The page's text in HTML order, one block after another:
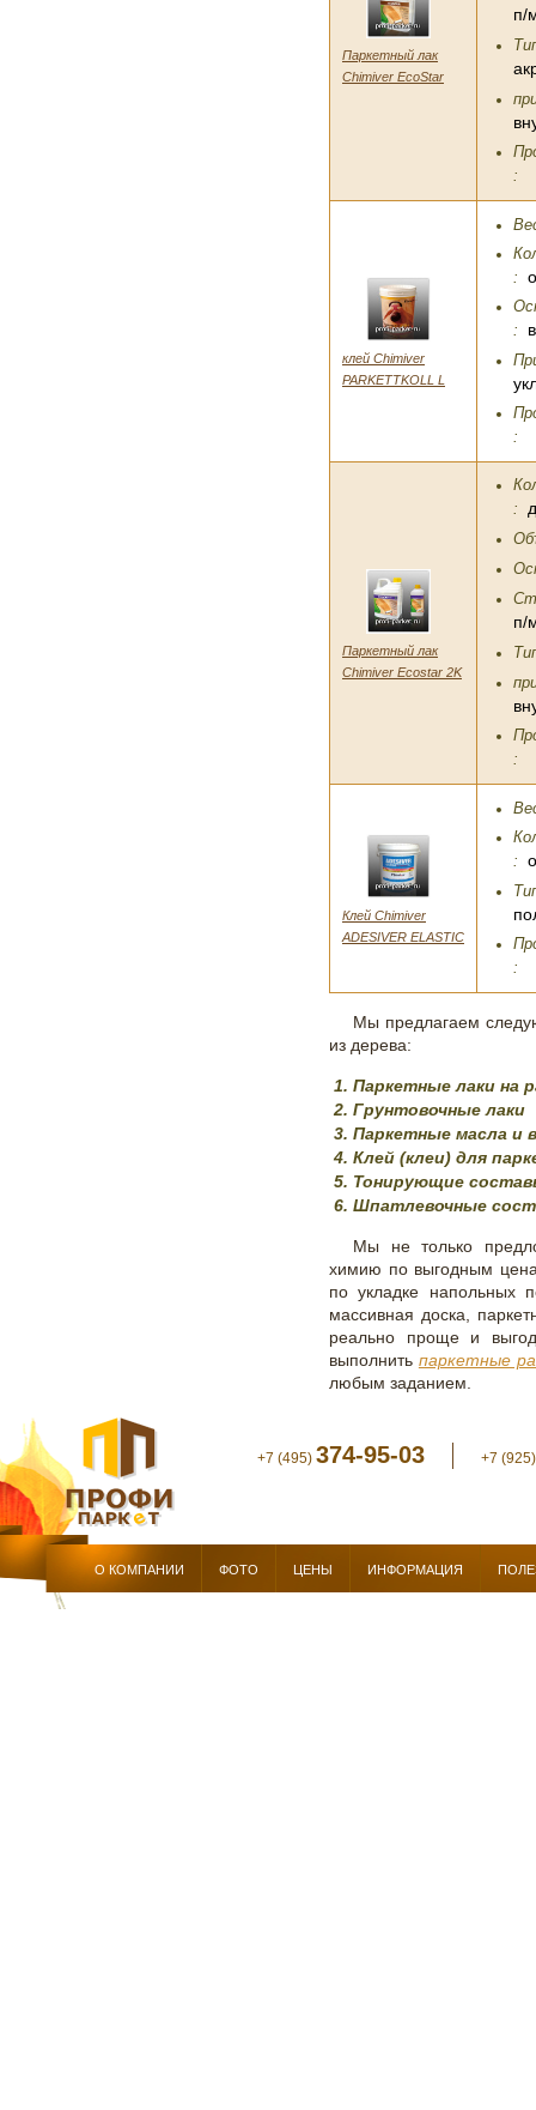
Паркетный лак
Chimiver EcoStar
п/
:
клей Chimiver
PARKETTKOLL L
:
:
:
Паркетный лак
Chimiver Ecostar 2K
:
п/
:
Клей Chimiver
ADESIVER ELASTIC
:
:
Мы предлагаем
из дерева:
Паркетные лаки на
Грунтовочные лаки
Паркетные масла и
Клей (клеи) для
Тонирующие
Шпатлевочные
Мы не только
химию по выгодным
по укладке напольных
массивная доска,
реально проще и
выполнить паркетные
любым заданием.
О КОМПАНИИ ФОТО ЦЕНЫ ИНФОРМАЦИЯ
+7 (495) 374-95-03 +7